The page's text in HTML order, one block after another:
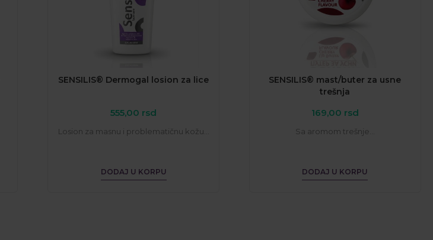
SENSILIS® Dermogal losion za lice
555,00 rsd
Losion za masnu i problematičnu kožu...
DODAJ U KORPU
SENSILIS® mast/buter za usne
trešnja
169,00 rsd
Sa aromom trešnje...
DODAJ U KORPU